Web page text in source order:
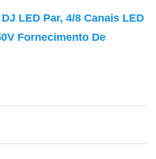
LED Par, 4/8 Canais LED
Fornecimento De